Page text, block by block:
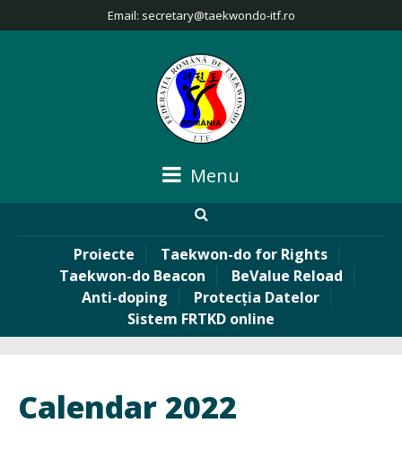
Email: secretary@taekwondo-itf.ro
Menu
Proiecte
Taekwon-do for Rights
Taekwon-do Beacon
BeValue Reload
Anti-doping
Protecția Datelor
Sistem FRTKD online
Calendar 2022